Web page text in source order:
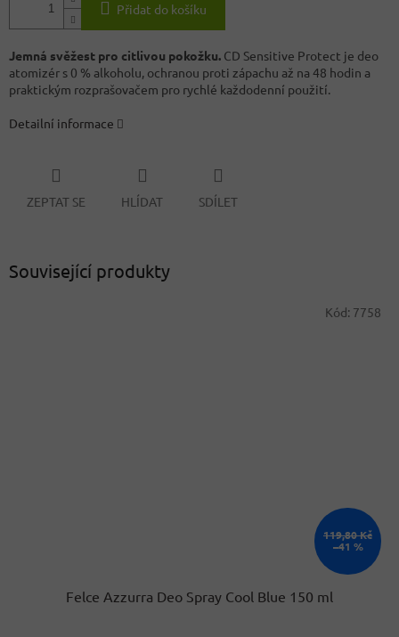
Přidat do košíku
Jemná svěžest pro citlivou pokožku. CD Sensitive Protect je deo
atomizér s 0 % alkoholu, ochranou proti zápachu až na 48 hodin a
praktickým rozprašovačem pro rychlé každodenní použití.
Detailní informace
ZEPTAT SE HLÍDAT SDÍLET
Související produkty
119,80 Kč
–41 %
Felce Azzurra Deo Spray Cool Blue 150 ml
Kód: 7758